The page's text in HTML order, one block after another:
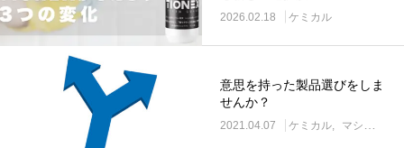
2026.02.18 ケミカル
意思を持った製品選びをしま
せんか？
2021.04.07 ケミカル マシン